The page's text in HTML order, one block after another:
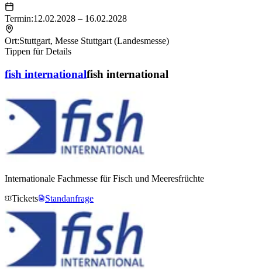
Termin:12.02.2028 – 16.02.2028
Ort:Stuttgart, Messe Stuttgart (Landesmesse)
Tippen für Details
fish internationalfish international
Internationale Fachmesse für Fisch und Meeresfrüchte
Tickets
Standanfrage